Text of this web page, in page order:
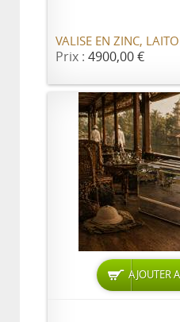
VALISE EN ZINC,
Prix : 4900,00 €
AJOUTER